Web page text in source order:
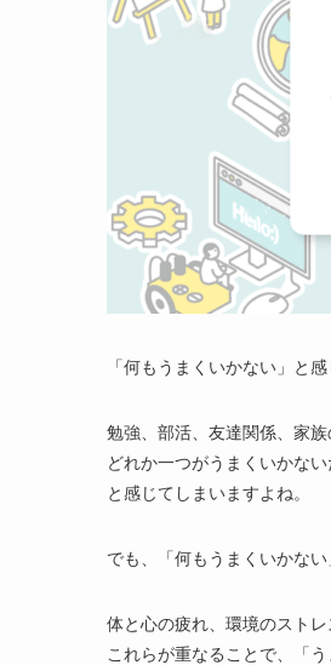
「何もうまくいかない」と
勉強、部活、友達関係、家族
どれか一つがうまくいかな
と感じてしまいますよね。
でも、「何もうまくいかな
体と心の疲れ、環境のストレ
これらが重なることで、「